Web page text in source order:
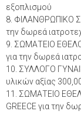
εξοπλισμού
8. ΦΙΛΑΝΘΡΩΠΙΚΟ
την δωρεά
9. ΣΩΜΑΤΕΙΟ
για την δωρεά
10. ΣΥΛΛΟΓΟ
υλικών αξίας
11. ΣΩΜΑΤΕΙΟ
GREECE για την